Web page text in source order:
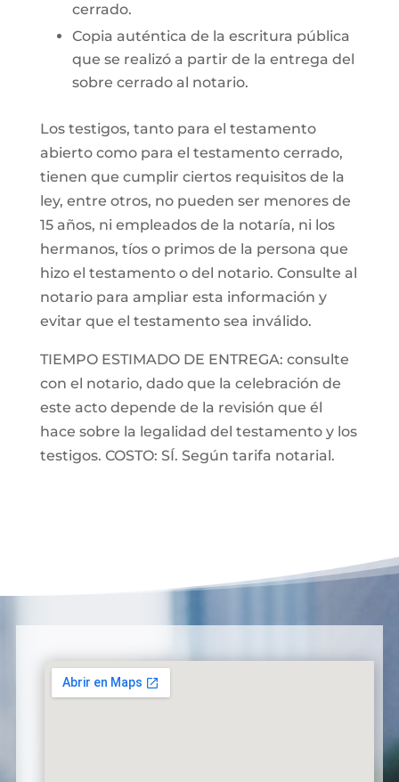
cerrado.
Copia auténtica de la escritura pública
que se realizó a partir de la entrega del
sobre cerrado al notario.
Los testigos, tanto para el testamento
abierto como para el testamento cerrado,
tienen que cumplir ciertos requisitos de la
ley, entre otros, no pueden ser menores de
15 años, ni empleados de la notaría, ni los
hermanos, tíos o primos de la persona que
hizo el testamento o del notario. Consulte al
notario para ampliar esta información y
evitar que el testamento sea inválido.
TIEMPO ESTIMADO DE ENTREGA: consulte
con el notario, dado que la celebración de
este acto depende de la revisión que él
hace sobre la legalidad del testamento y los
testigos. COSTO: SÍ. Según tarifa notarial.